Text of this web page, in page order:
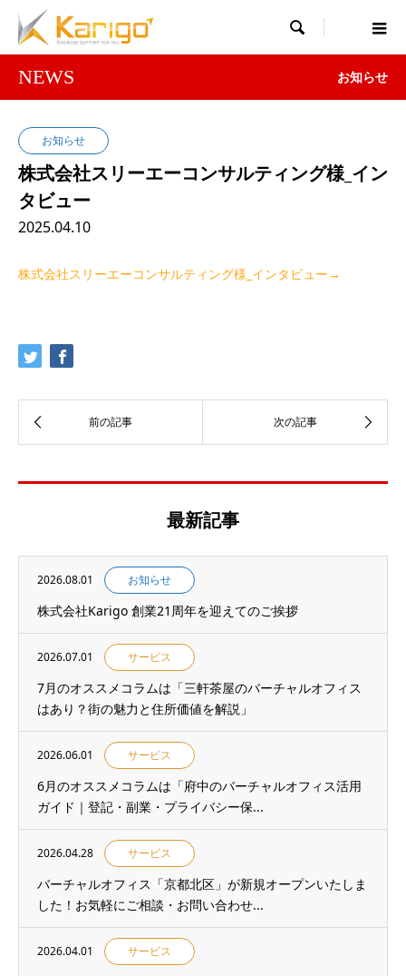

NEWS お知らせ
お知らせ
株式会社スリーエーコンサルティング様_イン
タビュー
2025.04.10
株式会社スリーエーコンサルティング様_インタビュー→
最新記事
2026.08.01 お知らせ
株式会社Karigo 創業21周年を迎えてのご挨拶
2026.07.01 サービス
7月のオススメコラムは「三軒茶屋のバーチャルオフィス
はあり？街の魅力と住所価値を解説」
2026.06.01 サービス
6月のオススメコラムは「府中のバーチャルオフィス活用
ガイド｜登記・副業・プライバシー保...
2026.04.28 サービス
バーチャルオフィス「京都北区」が新規オープンいたしま
した！お気軽にご相談・お問い合わせ...
2026.04.01 サービス